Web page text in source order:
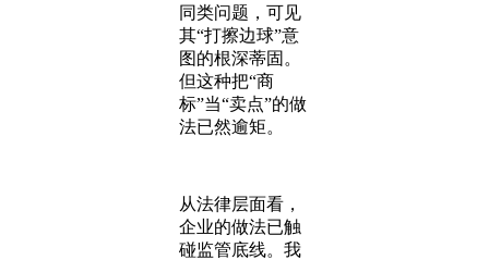
同类问题，可见
其“打擦边球”意
图的根深蒂固。
但这种把“商
标”当“卖点”的做
法已然逾矩。
从法律层面看，
企业的做法已触
碰监管底线。我